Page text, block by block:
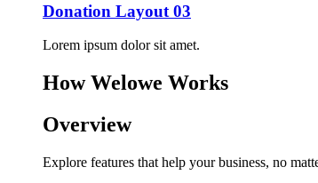
Donation Layout 03
Lorem ipsum dolor sit amet.
How Welowe Works
Overview
Explore features that help your business, no